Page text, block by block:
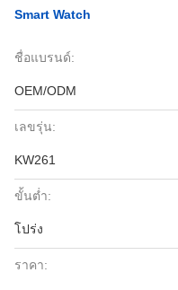
Smart Watch
ชื่อแบรนด์:
OEM/ODM
เลขรุ่น:
KW261
ขั้นต่ำ:
โปร่ง
ราคา: